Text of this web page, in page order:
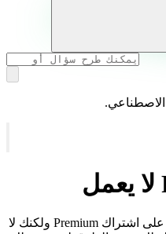
الاصطناعي.
إذا كنت تدفع رسوماً مقابل الحصول على اشتراك Premium ولكنك لا